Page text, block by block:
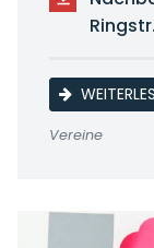
Vereine